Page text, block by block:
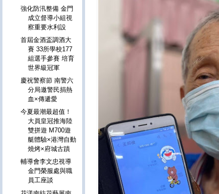
強化防汛整備 金門
成立督導小組視
察重要水利設
首屆金酒盃調酒大
賽 33所學校177
組選手參賽 培育
世界級冠軍
慶祝警察節 南警六
分局邀警民捐熱
血×傳遞愛
今夏最潮最超值！
大員皇冠推海陸
雙拼遊 M700遊
艇體驗×港灣自動
燒烤×府城古蹟
輔導會李文忠視導
金門榮服處與職
員工座談